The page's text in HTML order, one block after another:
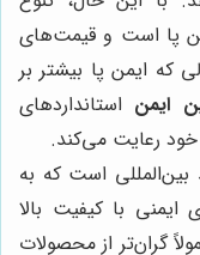
پا است و قیمت‌های
که ایمن پا بیشتر بر
ایمن استانداردهای
خود رعایت می‌کند.
بین‌المللی است که به
با کیفیت بالا
گران‌تر از محصولات